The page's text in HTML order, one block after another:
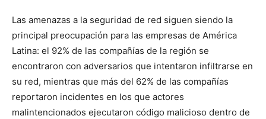
Las amenazas a la seguridad de red siguen siendo la
principal preocupación para las empresas de América
Latina: el 92% de las compañías de la región se
encontraron con adversarios que intentaron infiltrarse en
su red, mientras que más del 62% de las compañías
reportaron incidentes en los que actores
malintencionados ejecutaron código malicioso dentro de